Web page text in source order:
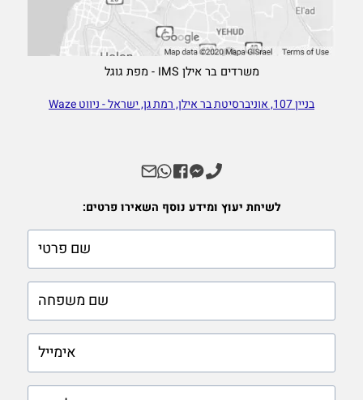
משרדים בר אילן IMS - מפת גוגל
בניין 107, אוניברסיטת בר אילן, רמת גן, ישראל - ניווט Waze
לשיחת יעוץ ומידע נוסף השאירו פרטים: